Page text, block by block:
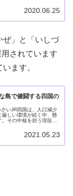
2020.06.25
ぜ」と「いしづ
されています
ます。
島で健闘する四国の
いJR四国は、人口減少
厳しい環境が続く中、懸
その中核を担う現役特
2021.05.23